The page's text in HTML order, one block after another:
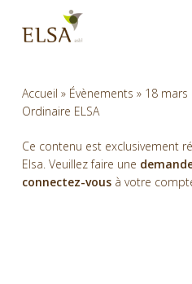
main
Accueil » Évènements » 18 mars
Ordinaire ELSA
Ce contenu est exclusivement
Elsa. Veuillez faire une
connectez-vous à votre